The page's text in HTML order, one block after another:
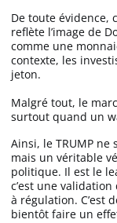
De toute évidence,
reflète l’image de
comme une
contexte, les
jeton.
Malgré tout, le
surtout quand un
Ainsi, le TRUMP
mais un véritable
politique. Il est le
c’est une
à régulation. C’est
bientôt faire un